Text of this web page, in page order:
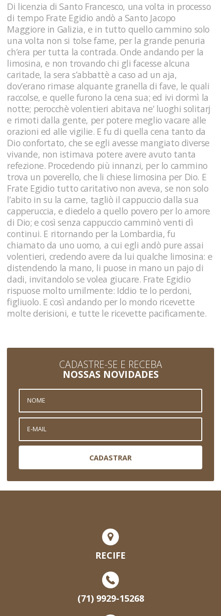
Di licenzia di Santo Francesco, una volta in processo
di tempo Frate Egidio andò a Santo Jacopo
Maggiore in Galizia, e in tutto quello cammino solo
una volta non si tolse fame, per la grande penuria
ch’era per tutta la contrada. Onde andando per la
limosina, e non trovando chi gli facesse alcuna
caritade, la sera s’abbattè a caso ad un aja,
dov’erano rimase alquante granella di fave, le quali
raccolse, e quelle furono la cena sua; ed ivi dormì la
notte; perocchè volentieri abitava ne’ luoghi solitarj
e rimoti dalla gente, per potere meglio vacare alle
orazioni ed alle vigilie. E fu di quella cena tanto da
Dio confortato, che se egli avesse mangiato diverse
vivande, non istimava potere avere avuto tanta
refezione. Procedendo più innanzi, per lo cammino
trova un poverello, che li chiese limosina per Dio. E
Frate Egidio tutto caritativo non aveva, se non solo
l’abito in su la carne, tagliò il cappuccio dalla sua
capperuccia, e diedelo a quello povero per lo amore
di Dio; e così senza cappuccio camminò venti dì
continui. E ritornando per la Lombardia, fu
chiamato da uno uomo, a cui egli andò pure assai
volentieri, credendo avere da lui qualche limosina: e
distendendo la mano, li puose in mano un pajo di
dadi, invitandolo se volea giucare. Frate Egidio
rispuose molto umilmente: Iddio te lo perdoni,
figliuolo. E così andando per lo mondo ricevette
molte derisioni, e tutte le ricevette pacificamente.
CADASTRE-SE E RECEBA
NOSSAS NOVIDADES
CADASTRAR
RECIFE
(71) 9929-15268